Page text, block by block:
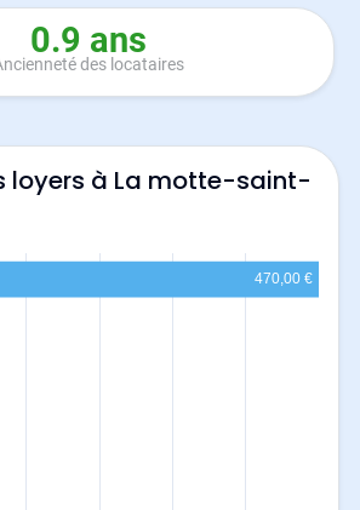
0.9 ans
des locataires
loyers à La motte-saint-